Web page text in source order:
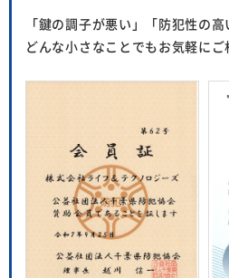
「鍵の調子が悪い」「防犯性の
どんな小さなことでもお気軽にご